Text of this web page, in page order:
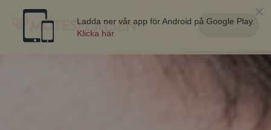
LOGGA IN
×
Ladda ner vår app för Android på Google Play.
Klicka här